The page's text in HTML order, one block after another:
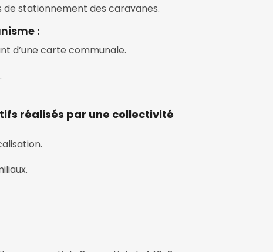
de stationnement des caravanes.
:
d’une carte communale.
réalisés par une collectivité